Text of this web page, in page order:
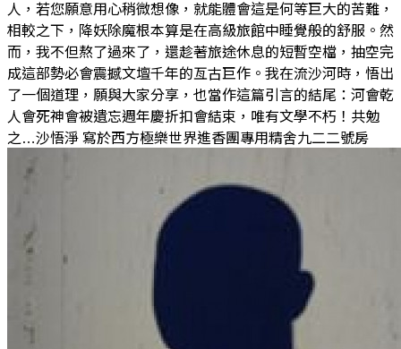
人，若您願意用心稍微想像，就能體會這是何等巨大的苦難，
相較之下，降妖除魔根本算是在高級旅館中睡覺般的舒服。然
而，我不但熬了過來了，還趁著旅途休息的短暫空檔，抽空完
成這部勢必會震撼文壇千年的亙古巨作。我在流沙河時，悟出
了一個道理，願與大家分享，也當作這篇引言的結尾：河會乾
人會死神會被遺忘週年慶折扣會結束，唯有文學不朽！共勉
之…沙悟淨 寫於西方極樂世界進香團專用精舍九二二號房